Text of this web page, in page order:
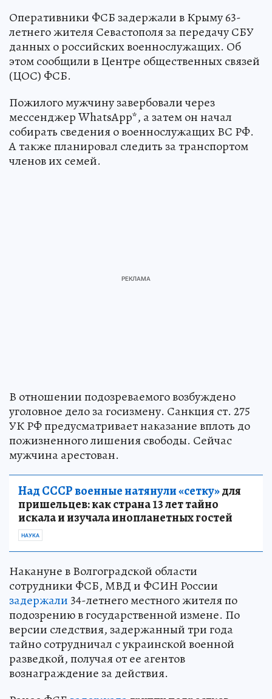
Оперативники ФСБ задержали в Крыму 63-
летнего жителя Севастополя за передачу СБУ
данных о российских военнослужащих. Об
этом сообщили в Центре общественных связей
(ЦОС) ФСБ.
Пожилого мужчину завербовали через
мессенджер WhatsApp*, а затем он начал
собирать сведения о военнослужащих ВС РФ.
А также планировал следить за транспортом
членов их семей.
В отношении подозреваемого возбуждено
уголовное дело за госизмену. Санкция ст. 275
УК РФ предусматривает наказание вплоть до
пожизненного лишения свободы. Сейчас
мужчина арестован.
Над СССР военные натянули «сетку»для
пришельцев: как страна 13 лет тайно
искала и изучала инопланетных гостей
НАУКА
Накануне в Волгоградской области
сотрудники ФСБ, МВД и ФСИН России
задержали 34-летнего местного жителя по
подозрению в государственной измене. По
версии следствия, задержанный три года
тайно сотрудничал с украинской военной
разведкой, получая от ее агентов
вознаграждение за действия.